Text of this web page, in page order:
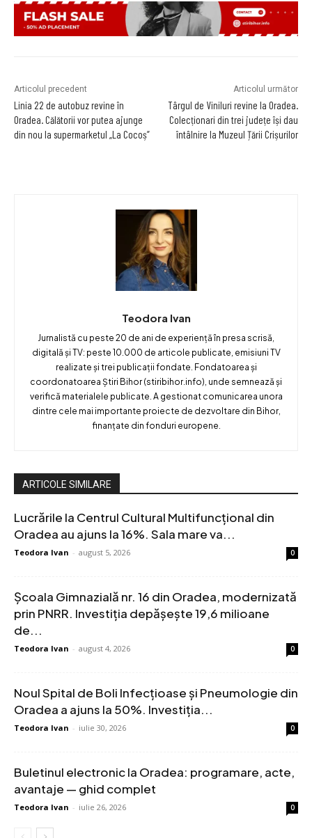
Articolul precedent
Linia 22 de autobuz revine în
Oradea. Călătorii vor putea ajunge
din nou la supermarketul „La Cocoș”
Articolul următor
Târgul de Viniluri revine la Oradea.
Colecționari din trei județe își dau
întâlnire la Muzeul Țării Crișurilor
Teodora Ivan
Jurnalistă cu peste 20 de ani de experiență în presa scrisă,
digitală și TV: peste 10.000 de articole publicate, emisiuni TV
realizate și trei publicații fondate. Fondatoarea și
coordonatoarea Știri Bihor (stiribihor.info), unde semnează și
verifică materialele publicate. A gestionat comunicarea unora
dintre cele mai importante proiecte de dezvoltare din Bihor,
finanțate din fonduri europene.
ARTICOLE SIMILARE
Lucrările la Centrul Cultural Multifuncțional din
Oradea au ajuns la 16%. Sala mare va...
Teodora Ivan - august 5, 2026 0
Școala Gimnazială nr. 16 din Oradea, modernizată
prin PNRR. Investiția depășește 19,6 milioane
de...
Teodora Ivan - august 4, 2026 0
Noul Spital de Boli Infecțioase și Pneumologie din
Oradea a ajuns la 50%. Investiția...
Teodora Ivan - iulie 30, 2026 0
Buletinul electronic la Oradea: programare, acte,
avantaje — ghid complet
Teodora Ivan - iulie 26, 2026 0